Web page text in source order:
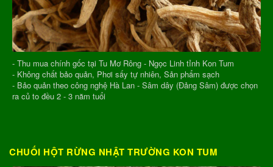
- Thu mua chính gốc tại Tu Mơ Rông - Ngọc Linh tỉnh Kon Tum
- Không chất bảo quản, Phơi sấy tự nhiên, Sản phẩm sạch
- Bảo quản theo công nghệ Hà Lan - Sâm dây (Đảng Sâm) được chọn
ra củ to đều 2 - 3 năm tuổi
CHUỐI HỘT RỪNG NHẬT TRƯỜNG KON TUM